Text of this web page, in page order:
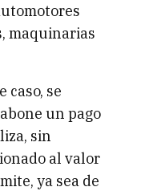
maquinarias
caso, se
un pago
sin
al valor
ya sea de